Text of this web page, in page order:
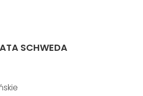
SCHWEDA